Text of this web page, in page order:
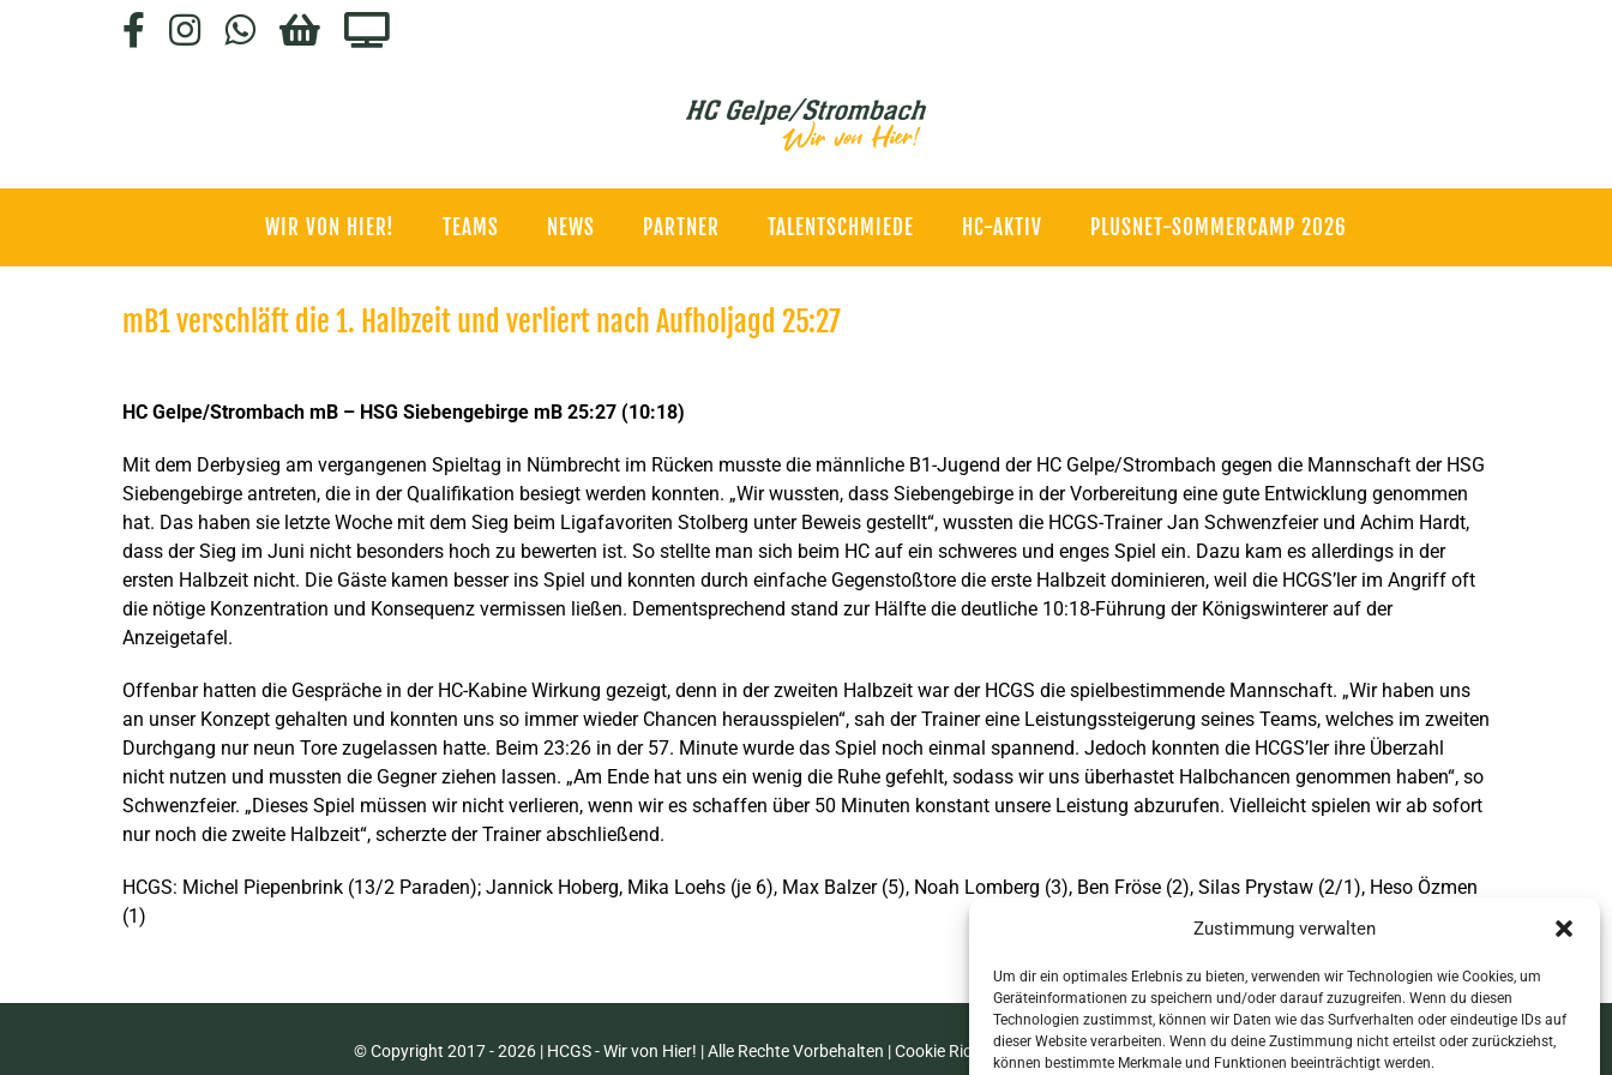
Zustimmung verwalten
Um dir ein optimales Erlebnis zu bieten, verwenden wir Technologien wie Cookies, um
Geräteinformationen zu speichern und/oder darauf zuzugreifen. Wenn du diesen
Technologien zustimmst, können wir Daten wie das Surfverhalten oder eindeutige IDs auf
dieser Website verarbeiten. Wenn du deine Zustimmung nicht erteilst oder zurückziehst,
können bestimmte Merkmale und Funktionen beeinträchtigt werden.
Facebook
Instagram
WhatsApp
HC-Staige.tv
WIR VON HIER! TEAMS NEWS PARTNER TALENTSCHMIEDE HC-AKTIV PLUSNET-SOMMERCAMP 2026
mB1 verschläft die 1. Halbzeit und verliert nach Aufholjagd 25:27
grösseres
HC Gelpe/Strombach mB – HSG Siebengebirge mB 25:27 (10:18)
Mit dem Derbysieg am vergangenen Spieltag in Nümbrecht im Rücken musste die männliche B1-Jugend der HC Gelpe/Strombach gegen die Mannschaft der HSG
Siebengebirge antreten, die in der Qualifikation besiegt werden konnten. „Wir wussten, dass Siebengebirge in der Vorbereitung eine gute Entwicklung genommen
hat. Das haben sie letzte Woche mit dem Sieg beim Ligafavoriten Stolberg unter Beweis gestellt“, wussten die HCGS-Trainer Jan Schwenzfeier und Achim Hardt,
dass der Sieg im Juni nicht besonders hoch zu bewerten ist. So stellte man sich beim HC auf ein schweres und enges Spiel ein. Dazu kam es allerdings in der
ersten Halbzeit nicht. Die Gäste kamen besser ins Spiel und konnten durch einfache Gegenstoßtore die erste Halbzeit dominieren, weil die HCGS’ler im Angriff oft
die nötige Konzentration und Konsequenz vermissen ließen. Dementsprechend stand zur Hälfte die deutliche 10:18-Führung der Königswinterer auf der
Anzeigetafel.
Offenbar hatten die Gespräche in der HC-Kabine Wirkung gezeigt, denn in der zweiten Halbzeit war der HCGS die spielbestimmende Mannschaft. „Wir haben uns
an unser Konzept gehalten und konnten uns so immer wieder Chancen herausspielen“, sah der Trainer eine Leistungssteigerung seines Teams, welches im zweiten
Durchgang nur neun Tore zugelassen hatte. Beim 23:26 in der 57. Minute wurde das Spiel noch einmal spannend. Jedoch konnten die HCGS’ler ihre Überzahl
nicht nutzen und mussten die Gegner ziehen lassen. „Am Ende hat uns ein wenig die Ruhe gefehlt, sodass wir uns überhastet Halbchancen genommen haben“, so
Schwenzfeier. „Dieses Spiel müssen wir nicht verlieren, wenn wir es schaffen über 50 Minuten konstant unsere Leistung abzurufen. Vielleicht spielen wir ab sofort
nur noch die zweite Halbzeit“, scherzte der Trainer abschließend.
HCGS: Michel Piepenbrink (13/2 Paraden); Jannick Hoberg, Mika Loehs (je 6), Max Balzer (5), Noah Lomberg (3), Ben Fröse (2), Silas Prystaw (2/1), Heso Özmen
(1)
© Copyright 2017 -2026 | HCGS - Wir von Hier! | Alle Rechte Vorbehalten |Cookie Richtlinie (EU)|Impressum & Datenschutz